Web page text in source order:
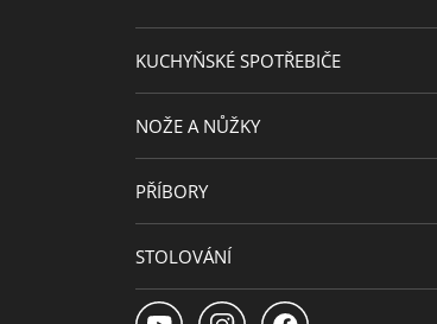
KUCHYŇSKÉ SPOTŘEBIČE
NOŽE A NŮŽKY
PŘÍBORY
STOLOVÁNÍ